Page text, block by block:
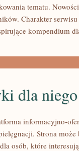
tematu.
Charakter
kompendium
dla niego
informacyjno-
Strona
osób, które